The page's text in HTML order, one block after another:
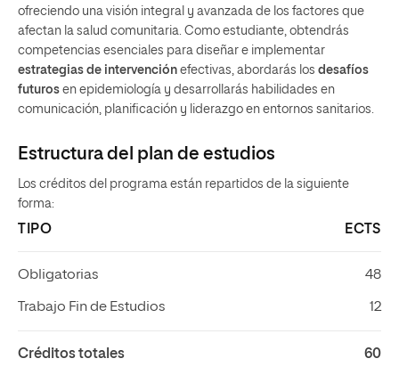
ofreciendo una visión integral y avanzada de los factores que
afectan la salud comunitaria. Como estudiante, obtendrás
competencias esenciales para diseñar e implementar
estrategias de intervención efectivas, abordarás los desafíos
futuros en epidemiología y desarrollarás habilidades en
comunicación, planificación y liderazgo en entornos sanitarios.
Estructura del plan de estudios
Los créditos del programa están repartidos de la siguiente
forma:
TIPO ECTS
Obligatorias 48
Trabajo Fin de Estudios 12
Créditos totales 60